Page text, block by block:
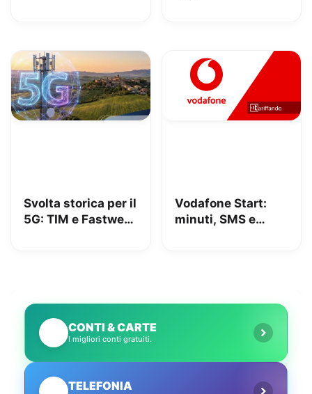
Svolta storica per il
5G: TIM e Fastweb
Vodafone Start:
minuti, SMS e
CONTI & CARTE
I migliori conti gratuiti.
TELEFONIA